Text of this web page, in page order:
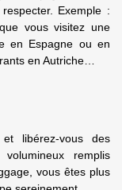
Exemple :
vous visitez une
en Espagne ou en
en Autriche…
libérez-vous des
remplis
vous êtes plus